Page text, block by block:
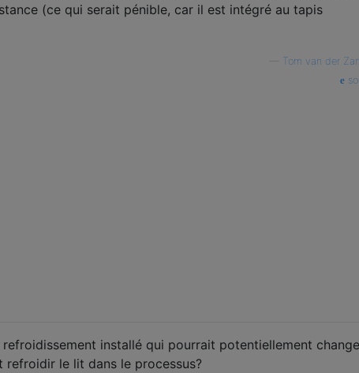
(ce qui serait pénible, car il est intégré au tapis
Tom van der
installé qui pourrait potentiellement
refroidir le lit dans le processus?